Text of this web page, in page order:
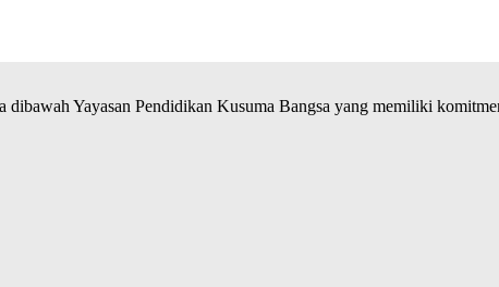
Yayasan Pendidikan Kusuma Bangsa yang memiliki